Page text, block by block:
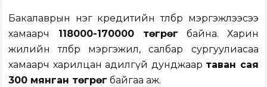
Бакалаврын нэг кредитийн төлбөр мэргэжлээсээ
хамаарч
118000-170000 төгрөг байна. Харин
жилийн төлбөр мэргэжил, салбар сургуулиасаа
хамаарч харилцан адилгүй дунджаар таван сая
300 мянган төгрөг байгаа аж.